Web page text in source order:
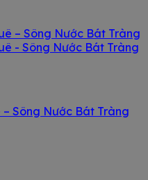
Sông Nước Bát Tràng